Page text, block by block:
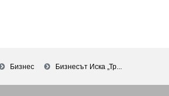
Бизнес Бизнесът Иска „тр...